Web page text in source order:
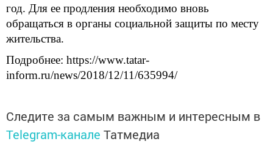
год. Для ее продления необходимо вновь
обращаться в органы социальной защиты по месту
жительства.
Подробнее: https://www.tatar-
inform.ru/news/2018/12/11/635994/
Следите за самым важным и интересным в
Telegram-канале Татмедиа